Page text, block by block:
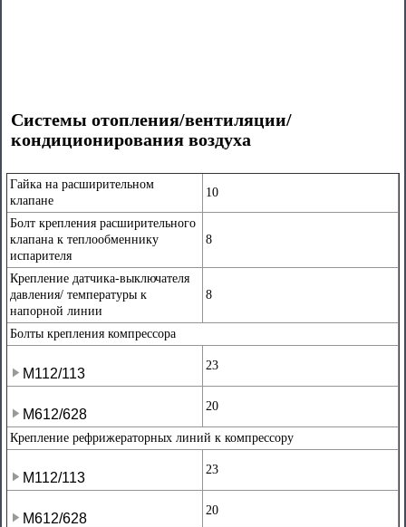
Системы отопления/вентиляции/
кондиционирования воздуха
Гайка на расширительном
клапане
10
Болт крепления расширительного
клапана к теплообменнику
испарителя
8
Крепление датчика-выключателя
давления/ температуры к
напорной линии
8
Болты крепления компрессора
М112/113
23
М612/628
20
Крепление рефрижераторных линий к компрессору
М112/113
23
М612/628
20